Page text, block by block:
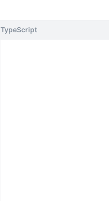
TypeScript